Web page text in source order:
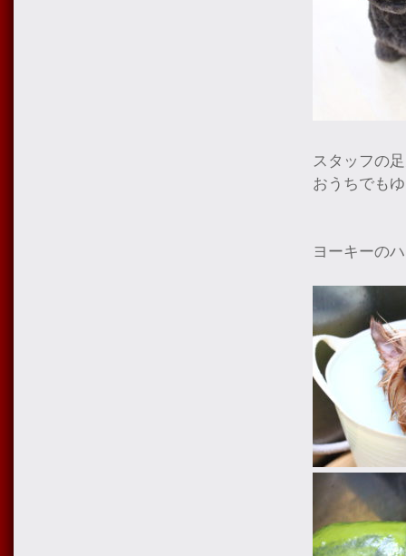
スタッフの
おうちでも
ヨーキーの